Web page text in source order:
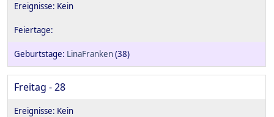
LinaFranken(38)
Freitag - 28